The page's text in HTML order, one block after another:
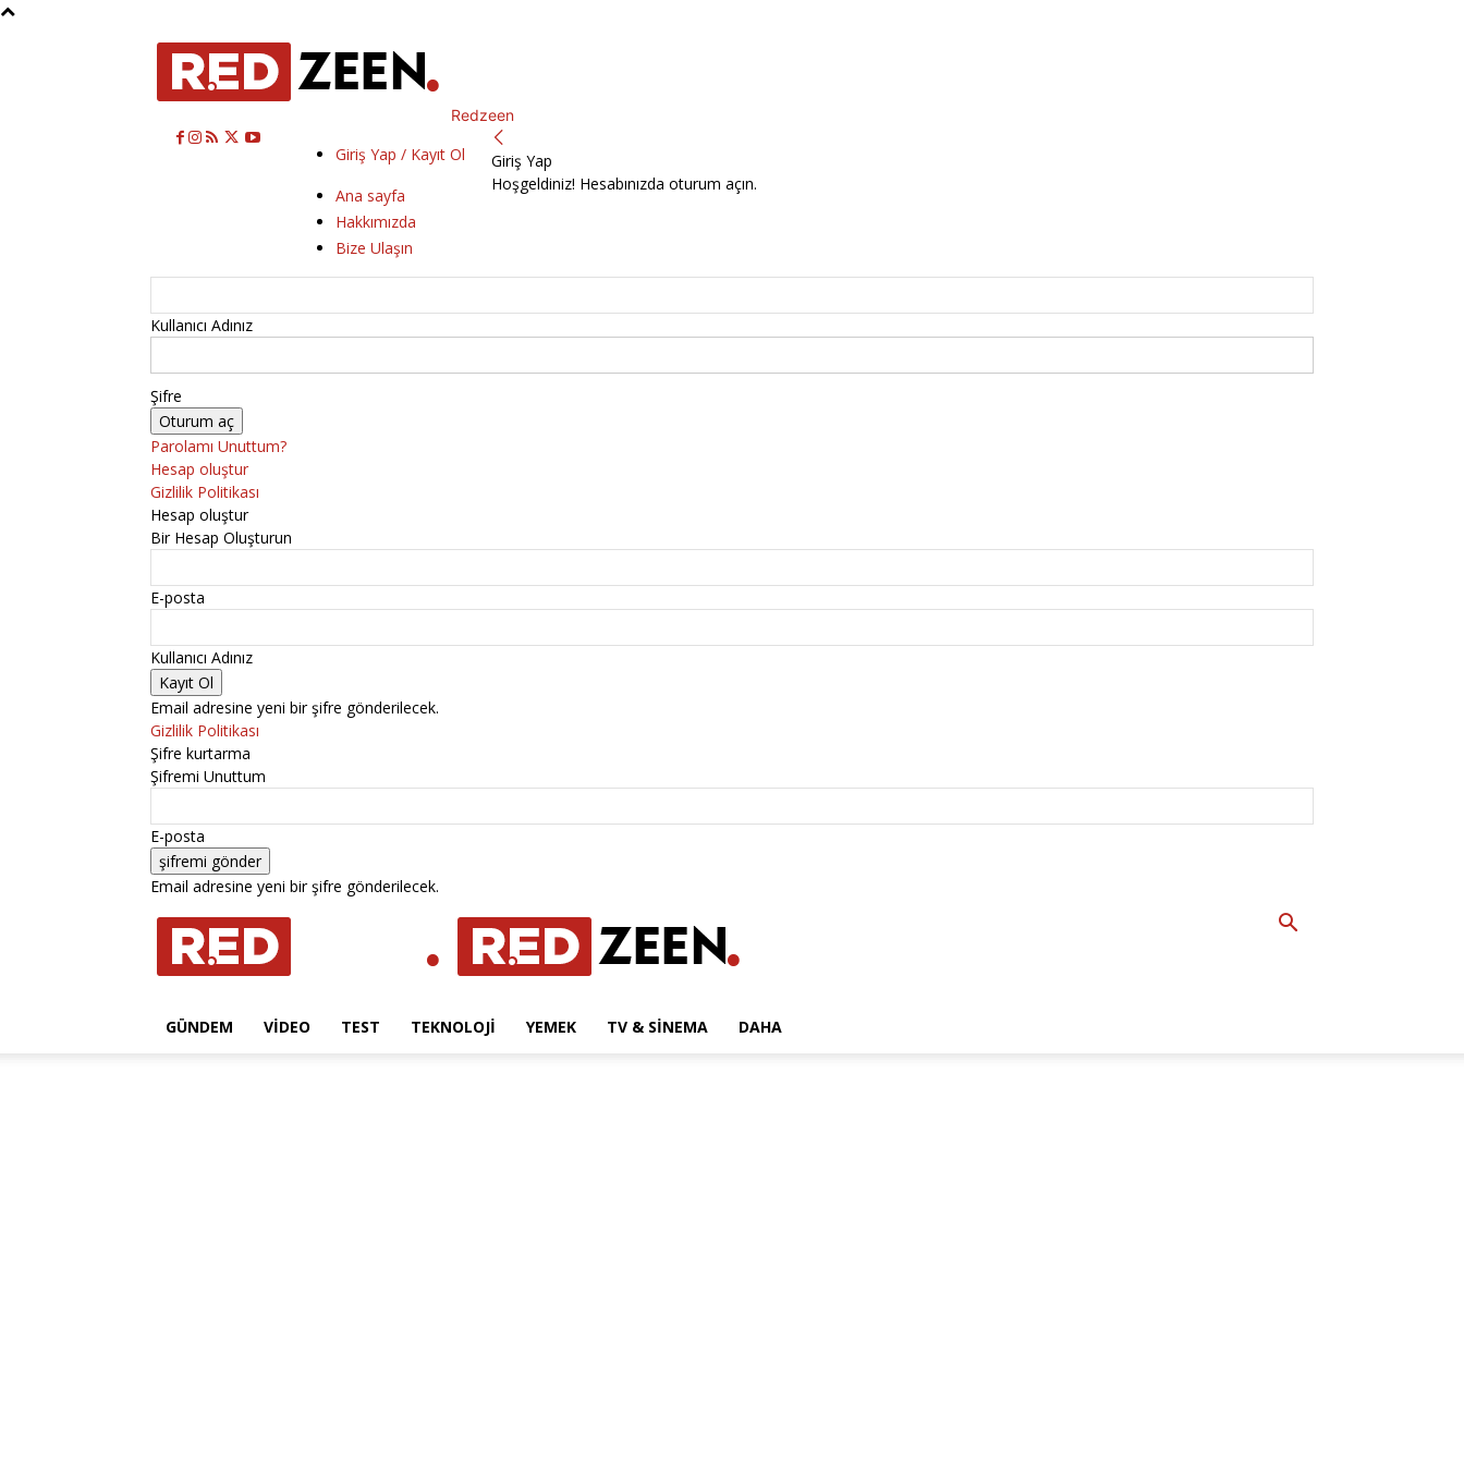
Redzeen
Giriş Yap / Kayıt Ol
Ana sayfa
Hakkımızda
Bize Ulaşın
Giriş Yap
Hoşgeldiniz! Hesabınızda oturum açın.
Kullanıcı Adınız
Şifre
Parolamı Unuttum?
Hesap oluştur
Gizlilik Politikası
Hesap oluştur
Bir Hesap Oluşturun
E-posta
Kullanıcı Adınız
Email adresine yeni bir şifre gönderilecek.
Gizlilik Politikası
Şifre kurtarma
Şifremi Unuttum
E-posta
Email adresine yeni bir şifre gönderilecek.
GÜNDEM VIDEO TEST TEKNOLOJI YEMEK TV & SINEMA DAHA